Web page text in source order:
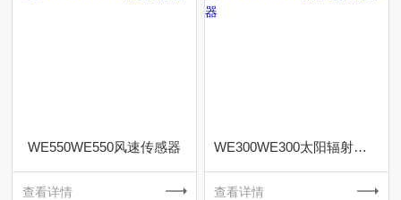
WE550WE550风速传感器
查看详情
WE300WE300太阳辐射传感器
查看详情